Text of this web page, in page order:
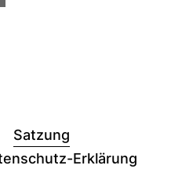
Satzung
Erklärung